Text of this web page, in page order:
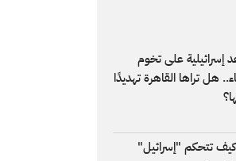
إسرائيلية على تخوم
هل تراها القاهرة تهديدًا
تتحكم "إسرائيل"